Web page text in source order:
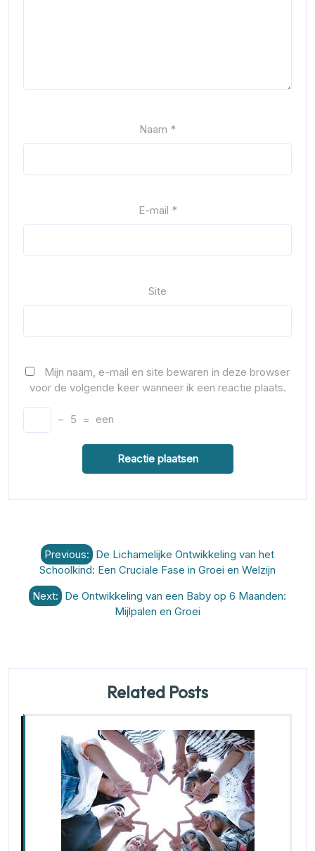
Naam *
E-mail *
Site
Mijn naam, e-mail en site bewaren in deze browser
voor de volgende keer wanneer ik een reactie plaats.
− 5 = een
Berichtnavigatie
Previous: De Lichamelijke Ontwikkeling van het
Schoolkind: Een Cruciale Fase in Groei en Welzijn
Next: De Ontwikkeling van een Baby op 6 Maanden:
Mijlpalen en Groei
Related Posts